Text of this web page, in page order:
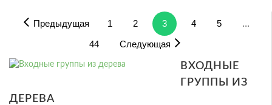
Предыдущая 1 2 3 4 5
...
44
Следующая
ВХОДНЫЕ
ГРУППЫ ИЗ
ДЕРЕВА